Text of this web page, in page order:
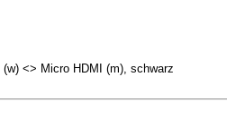
<> Micro HDMI (m), schwarz